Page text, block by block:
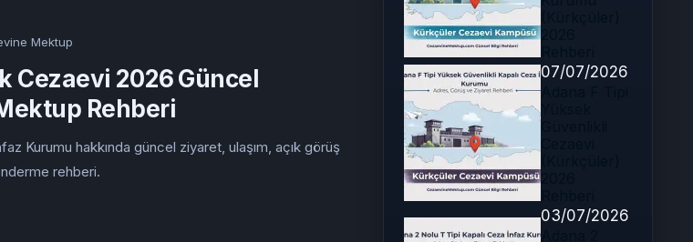
Mektup
Cezaevi 2026 Güncel
Rehberi
Kurumu hakkında güncel ziyaret, ulaşım, açık görüş
rehberi.
07/07/2026
03/07/2026